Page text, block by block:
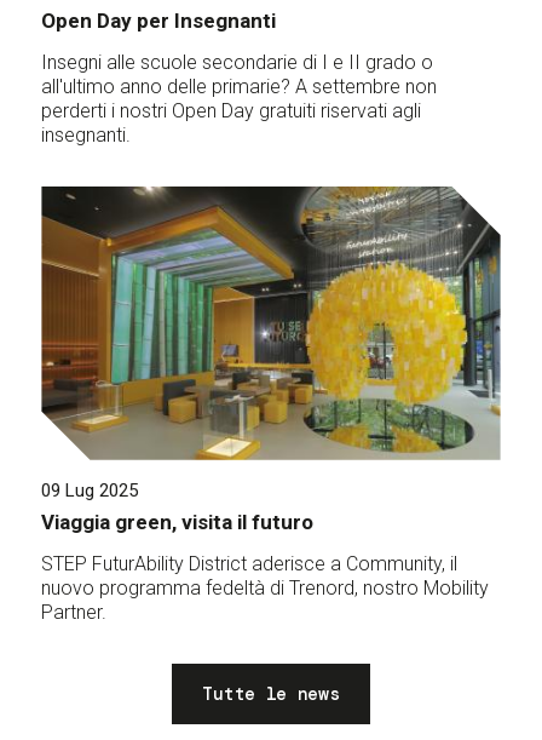
Open Day per Insegnanti
Insegni alle scuole secondarie di I e II grado o
all'ultimo anno delle primarie? A settembre non
perderti i nostri Open Day gratuiti riservati agli
insegnanti.
09 Lug 2025
Viaggia green, visita il futuro
STEP FuturAbility District aderisce a Community, il
nuovo programma fedeltà di Trenord, nostro Mobility
Partner.
Tutte le news